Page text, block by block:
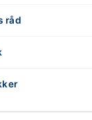
råd